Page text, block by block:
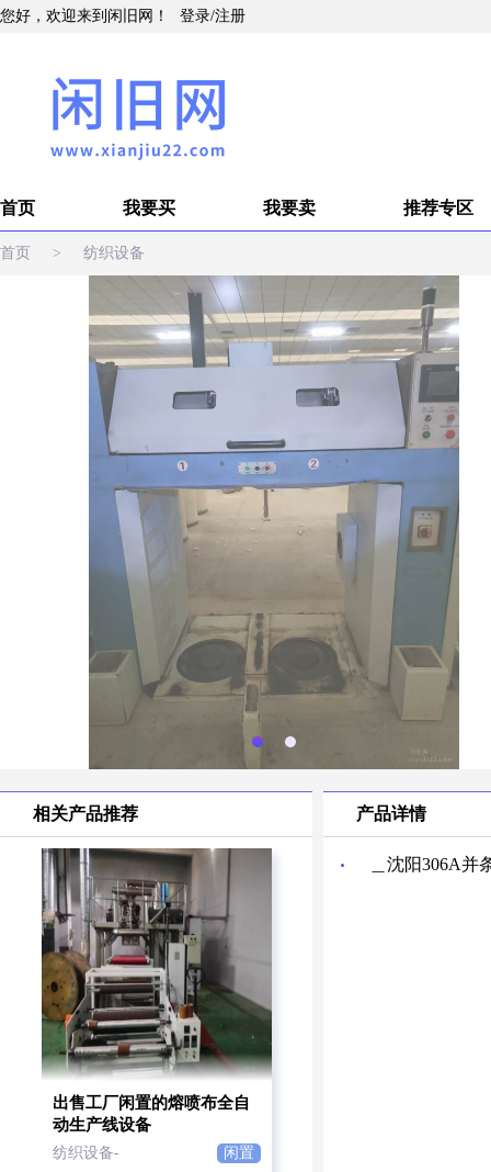
您好，欢迎来到闲旧网！ 登录/注册
首页 我要买 我要卖 推荐专区
首页 > 纺织设备
相关产品推荐
出售工厂闲置的熔喷布全自
动生产线设备
纺织设备- 闲置
产品详情
＿沈阳306A并